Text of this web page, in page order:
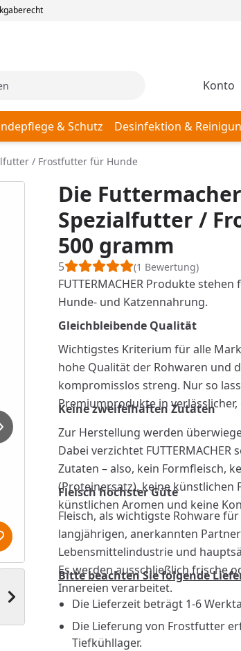
Mein
Konto
& Schutz Desinfektion &
/ Frostfutter für Hunde
Nächstes Bild anzeigen
zur Wunschliste hinzufügen
Die
Spezialfutter /
500 gramm
5 (1 Bewertung)
FUTTERMACHER Produkte
Hunde- und Katzennahrung.
Gleichbleibende Qualität
Wichtigstes Kriterium für alle
hohe Qualität der Rohwaren und
kompromisslos streng. Nur so
Premiumprodukte in
Keine zweifelhaften Zutaten
Zur Herstellung werden
Dabei verzichtet
Zutaten – also, kein Formfleisch,
(Proteinersatz), keine künstlichen
künstlichen Aromen und keine
Fleisch höchster Güte
Fleisch, als wichtigste Rohware
langjährigen, anerkannten
Lebensmittelindustrie und
Es werden ausschließlich frische
Innereien verarbeitet.
Bitte beachten Sie folgende
Die Lieferzeit beträgt 1-6
Die Lieferung von Frostfutter
Tiefkühllager.